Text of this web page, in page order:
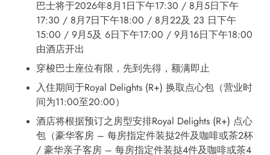
巴士将于2026年8月1日下午17:30 / 8月5日下午
17:30 / 8月7日下午18:00 / 8月22及 23 日下午
15:00 / 9月5及 6日下午17:00 / 9月16日下午18:00
由酒店开出
穿梭巴士座位有限，先到先得，额满即止
入住期间于Royal Delights (R+) 换取点心包（营业时
间为11:00至20:00）
酒店将根据预订之房型安排Royal Delights (R+) 点心
包（豪华客房 – 每房指定件装挞2件及咖啡或茶2杯
/ 豪华亲子客房 – 每房指定件装挞4件及咖啡或茶4